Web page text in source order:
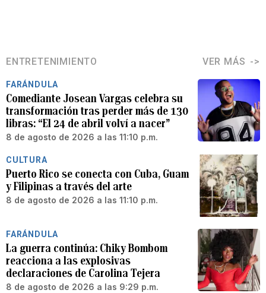
ENTRETENIMIENTO VER MÁS
FARÁNDULA
Comediante Josean Vargas celebra su
transformación tras perder más de 130
libras: “El 24 de abril volví a nacer”
8 de agosto de 2026 a las 11:10 p.m.
CULTURA
Puerto Rico se conecta con Cuba, Guam
y Filipinas a través del arte
8 de agosto de 2026 a las 11:10 p.m.
FARÁNDULA
La guerra continúa: Chiky Bombom
reacciona a las explosivas
declaraciones de Carolina Tejera
8 de agosto de 2026 a las 9:29 p.m.